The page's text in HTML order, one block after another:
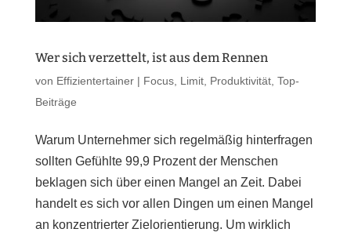
Wer sich verzettelt, ist aus dem Rennen
von Effizientertainer| Focus, Limit, Produktivität, Top-
Beiträge
Warum Unternehmer sich regelmäßig hinterfragen
sollten Gefühlte 99,9 Prozent der Menschen
beklagen sich über einen Mangel an Zeit. Dabei
handelt es sich vor allen Dingen um einen Mangel
an konzentrierter Zielorientierung. Um wirklich